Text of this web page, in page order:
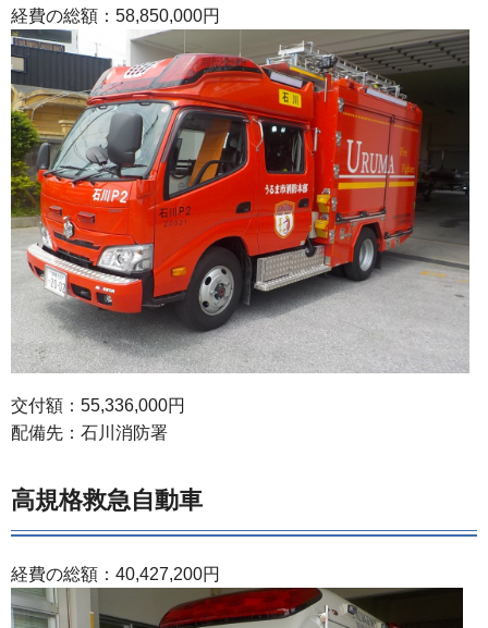
経費の総額：58,850,000円
交付額：55,336,000円
配備先：石川消防署
高規格救急自動車
経費の総額：40,427,200円